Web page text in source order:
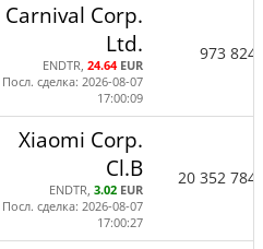
Carnival Corp.
Ltd.
ENDTR, 24.64EUR
Посл. сделка: 2026-08-07
17:00:09
973 824
Xiaomi Corp.
Cl.B
ENDTR, 3.02 EUR
Посл. сделка: 2026-08-07
17:00:27
20 352 784